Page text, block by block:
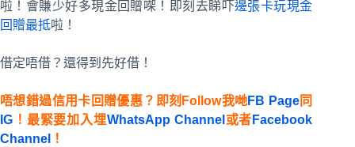
啦！會賺少好多現金回贈㗎！即刻去睇吓邊張卡玩現金
回贈最抵啦！
借定唔借？還得到先好借！
唔想錯過信用卡回贈優惠？即刻Follow我哋FB Page同
IG ！最緊要加入埋WhatsApp Channel 或者 Facebook
Channel
！